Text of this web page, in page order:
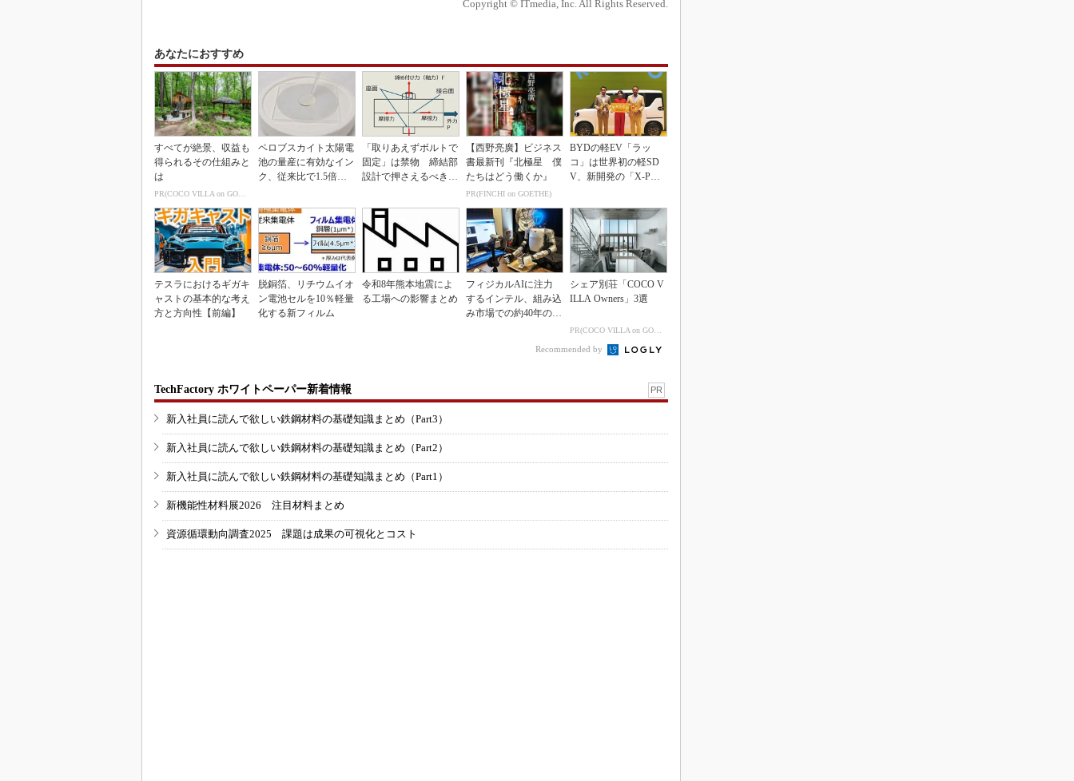
Copyright © ITmedia, Inc. All Rights Reserved.
あなたにおすすめ
すべてが絶景、収益も
得られるその仕組みと
は
PR(COCO VILLA on GOETHE)
ペロブスカイト太陽電
池の量産に有効なイン
ク、従来比で1.5倍の
「取りあえずボルトで
固定」は禁物 締結部
設計で押さえるべき基
【西野亮廣】ビジネス
書最新刊『北極星 僕
たちはどう働くか』
PR(FINCHI on GOETHE)
BYDの軽EV「ラッ
コ」は世界初の軽SD
V、新開発の「X-PAC
テスラにおけるギガキ
ャストの基本的な考え
方と方向性【前編】
脱銅箔、リチウムイオ
ン電池セルを10％軽量
化する新フィルム
令和8年熊本地震によ
る工場への影響まとめ
フィジカルAIに注力
するインテル、組み込
み市場での約40年の実
シェア別荘「COCO V
ILLA Owners」3選
PR(COCO VILLA on GOETHE)
Recommended by
TechFactory ホワイトペーパー新着情報 PR
新入社員に読んで欲しい鉄鋼材料の基礎知識まとめ（Part3）
新入社員に読んで欲しい鉄鋼材料の基礎知識まとめ（Part2）
新入社員に読んで欲しい鉄鋼材料の基礎知識まとめ（Part1）
新機能性材料展2026 注目材料まとめ
資源循環動向調査2025 課題は成果の可視化とコスト